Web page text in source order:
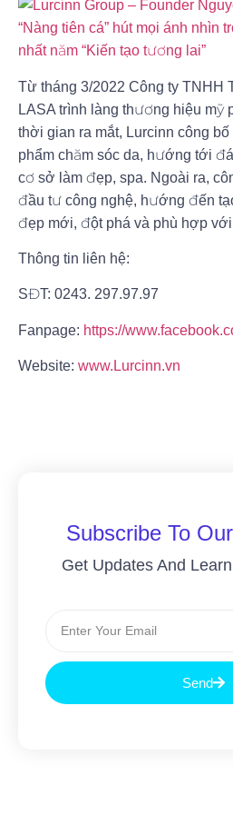
Từ tháng 3/2022 Công ty TNHH
LASA trình làng thương hiệu mỹ
thời gian ra mắt, Lurcinn công
phẩm chăm sóc da, hướng tới
cơ sở làm đẹp, spa. Ngoài ra,
đầu tư công nghệ, hướng đến
đẹp mới, đột phá và phù hợp
Thông tin liên hệ:
SĐT: 0243. 297.97.97
Fanpage: https://
Website: www.Lurcinn.vn
Subscribe To
Get Updates And
Send